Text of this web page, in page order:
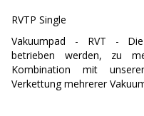
RVTP Single
Vakuumpad - RVT - Die
betrieben werden, zu
Kombination mit
Verkettung mehrerer